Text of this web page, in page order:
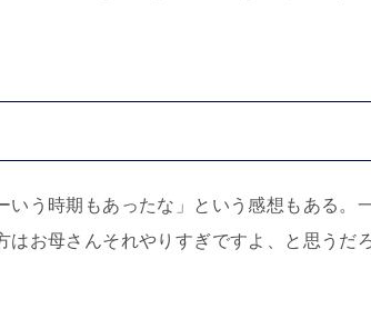
う時期もあったな」という感想もある。
お母さんそれやりすぎですよ、と思うだ